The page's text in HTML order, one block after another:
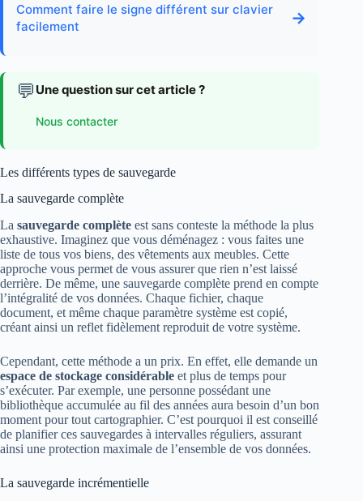
Comment faire le signe différent sur clavier
facilement
→
💬 Une question sur cet article ?
Nous contacter
Les différents types de sauvegarde
La sauvegarde complète
La sauvegarde complète est sans conteste la méthode la plus
exhaustive. Imaginez que vous déménagez : vous faites une
liste de tous vos biens, des vêtements aux meubles. Cette
approche vous permet de vous assurer que rien n’est laissé
derrière. De même, une sauvegarde complète prend en compte
l’intégralité de vos données. Chaque fichier, chaque
document, et même chaque paramètre système est copié,
créant ainsi un reflet fidèlement reproduit de votre système.
Cependant, cette méthode a un prix. En effet, elle demande un
espace de stockage considérable et plus de temps pour
s’exécuter. Par exemple, une personne possédant une
bibliothèque accumulée au fil des années aura besoin d’un bon
moment pour tout cartographier. C’est pourquoi il est conseillé
de planifier ces sauvegardes à intervalles réguliers, assurant
ainsi une protection maximale de l’ensemble de vos données.
La sauvegarde incrémentielle